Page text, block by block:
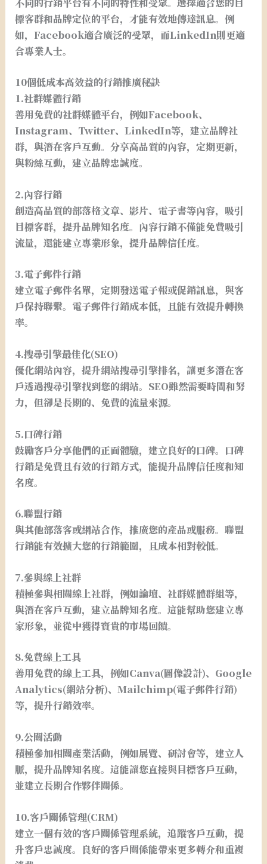
標客群和品牌定位的平台，才能有效地傳達訊息。例
如，Facebook適合廣泛的受眾，而LinkedIn則更適
合專業人士。
10個低成本高效益的行銷推廣秘訣
1.社群媒體行銷
善用免費的社群媒體平台，例如Facebook、
Instagram、Twitter、LinkedIn等，建立品牌社
群，與潛在客戶互動。分享高品質的內容，定期更新，
與粉絲互動，建立品牌忠誠度。
2.內容行銷
創造高品質的部落格文章、影片、電子書等內容，吸引
目標客群，提升品牌知名度。內容行銷不僅能免費吸引
流量，還能建立專業形象，提升品牌信任度。
3.電子郵件行銷
建立電子郵件名單，定期發送電子報或促銷訊息，與客
戶保持聯繫。電子郵件行銷成本低，且能有效提升轉換
率。
4.搜尋引擎最佳化(SEO)
優化網站內容，提升網站搜尋引擎排名，讓更多潛在客
戶透過搜尋引擎找到您的網站。SEO雖然需要時間和努
力，但卻是長期的、免費的流量來源。
5.口碑行銷
鼓勵客戶分享他們的正面體驗，建立良好的口碑。口碑
行銷是免費且有效的行銷方式，能提升品牌信任度和知
名度。
6.聯盟行銷
與其他部落客或網站合作，推廣您的產品或服務。聯盟
行銷能有效擴大您的行銷範圍，且成本相對較低。
7.參與線上社群
積極參與相關線上社群，例如論壇、社群媒體群組等，
與潛在客戶互動，建立品牌知名度。這能幫助您建立專
家形象，並從中獲得寶貴的市場回饋。
8.免費線上工具
善用免費的線上工具，例如Canva(圖像設計)、Google
Analytics(網站分析)、Mailchimp(電子郵件行銷)
等，提升行銷效率。
9.公關活動
積極參加相關產業活動，例如展覽、研討會等，建立人
脈，提升品牌知名度。這能讓您直接與目標客戶互動，
並建立長期合作夥伴關係。
10.客戶關係管理(CRM)
建立一個有效的客戶關係管理系統，追蹤客戶互動，提
升客戶忠誠度。良好的客戶關係能帶來更多轉介和重複